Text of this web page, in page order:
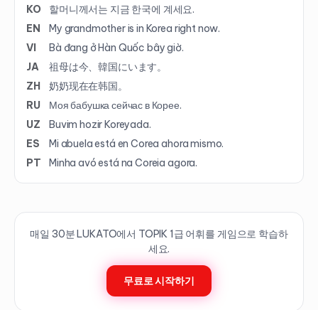
KO
할머니께서는 지금 한국에 계세요.
EN
My grandmother is in Korea right now.
VI
Bà đang ở Hàn Quốc bây giờ.
JA
祖母は今、韓国にいます。
ZH
奶奶现在在韩国。
RU
Моя бабушка сейчас в Корее.
UZ
Buvim hozir Koreyada.
ES
Mi abuela está en Corea ahora mismo.
PT
Minha avó está na Coreia agora.
매일 30분 LUKATO에서 TOPIK 1급 어휘를 게임으로 학습하
세요.
무료로 시작하기